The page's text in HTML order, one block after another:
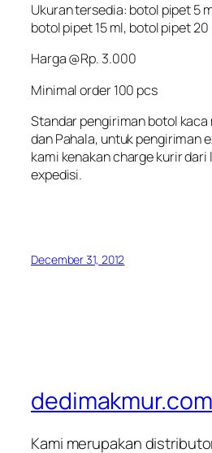
Ukuran tersedia: botol pipet 5
botol pipet 15 ml, botol pipet 20
Harga @Rp. 3.000
Minimal order 100 pcs
Standar pengirimanbotol kaca
dan Pahala, untuk pengiriman
kami kenakan charge kurir
expedisi.
December 31, 2012
dedimakmur.com
Kami merupakan